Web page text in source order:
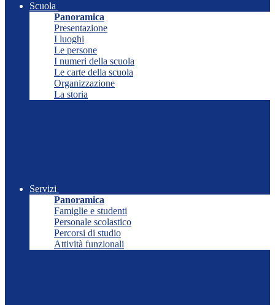
Scuola
Panoramica
Presentazione
I luoghi
Le persone
I numeri della scuola
Le carte della scuola
Organizzazione
La storia
Servizi
Panoramica
Famiglie e studenti
Personale scolastico
Percorsi di studio
Attività funzionali